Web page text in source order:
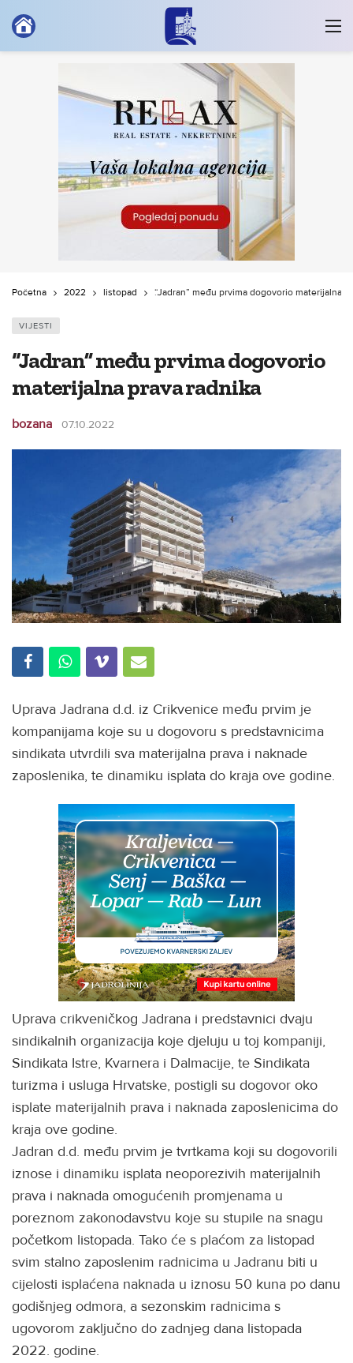
Početna 2022 listopad “Jadran” među prvima dogovorio materijalna
VIJESTI
“Jadran” među prvima dogovorio
materijalna prava radnika
bozana 07.10.2022
Uprava Jadrana d.d. iz Crikvenice među prvim je
kompanijama koje su u dogovoru s predstavnicima
sindikata utvrdili sva materijalna prava i naknade
zaposlenika, te dinamiku isplata do kraja ove godine.
Uprava crikveničkog Jadrana i predstavnici dvaju
sindikalnih organizacija koje djeluju u toj kompaniji,
Sindikata Istre, Kvarnera i Dalmacije, te Sindikata
turizma i usluga Hrvatske, postigli su dogovor oko
isplate materijalnih prava i naknada zaposlenicima do
kraja ove godine.
Jadran d.d. među prvim je tvrtkama koji su dogovorili
iznose i dinamiku isplata neoporezivih materijalnih
prava i naknada omogućenih promjenama u
poreznom zakonodavstvu koje su stupile na snagu
početkom listopada. Tako će s plaćom za listopad
svim stalno zaposlenim radnicima u Jadranu biti u
cijelosti isplaćena naknada u iznosu 50 kuna po danu
godišnjeg odmora, a sezonskim radnicima s
ugovorom zaključno do zadnjeg dana listopada
2022. godine.